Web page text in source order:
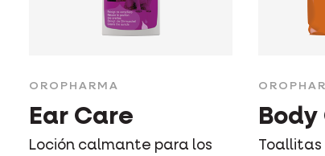
OROPHARMA
Ear Care
Loción calmante para los
Toallitas